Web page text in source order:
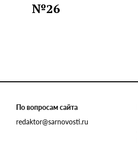
№26
По вопросам сайта
redaktor@sarnovosti.ru